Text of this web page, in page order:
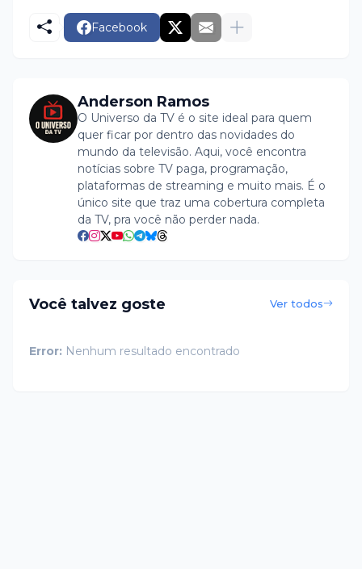
Facebook
Anderson Ramos
O Universo da TV é o site ideal para quem
quer ficar por dentro das novidades do
mundo da televisão. Aqui, você encontra
notícias sobre TV paga, programação,
plataformas de streaming e muito mais. É o
único site que traz uma cobertura completa
da TV, pra você não perder nada.
Você talvez goste Ver todos
Error: Nenhum resultado encontrado